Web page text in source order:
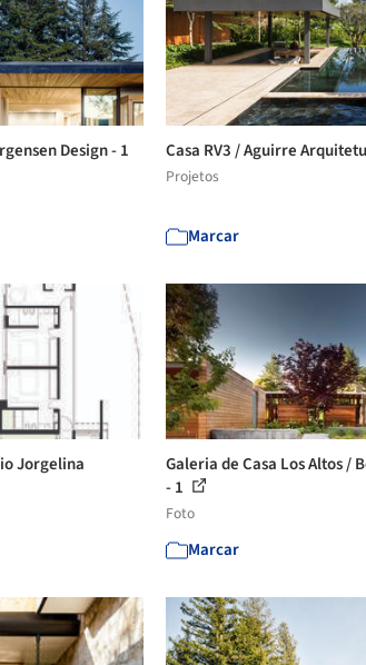
Design - 1 Casa RV3 / Aguirre
Projetos
Marcar
Jorgelina
Galeria de Casa Los Altos /
- 1
Foto
Marcar